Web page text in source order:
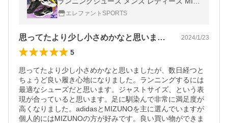
UNO シューズ 靴 マキシマイザー27 K1GA2
500 K1GA2502 20％off
エレファントSPORTS
思ってたより少し小さめかなと思いました… 2024/1/23
5
思ってたより少し小さめかなと思いましたが、数日経つと
ちょうど良い履き心地になりました。ランニングするには
最適なシューズだと思います。ジャストサイズ、という表
現が合っていると思います。足に馴染んで非常に満足度が
高くなりました。adidasとMIZUNOを主に選んでいますが
個人的にはMIZUNOの方が好みです。良い買い物ができま